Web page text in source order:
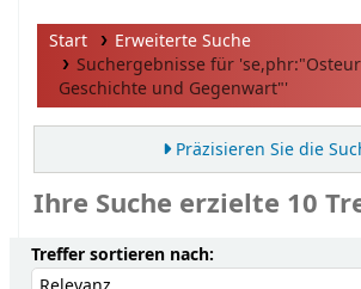
Start
Erweiterte Suche
Suchergebnisse für
Geschichte und Gegenwart"'
Präzisieren Sie die
Ihre Suche erzielte 10
Sortieren
Treffer sortieren nach: